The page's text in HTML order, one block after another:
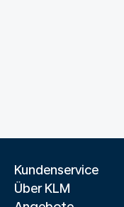
Kundenservice
Über KLM